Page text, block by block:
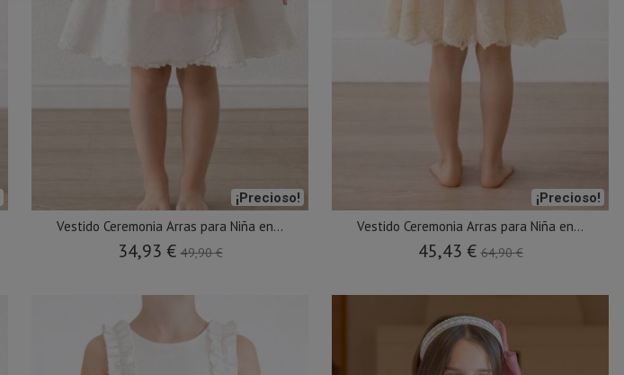
¡Precioso!
Vestido Ceremonia Arras para Niña en...
34,93 €49,90 €
¡Precioso!
Vestido Ceremonia Arras para Niña en...
45,43 €64,90 €